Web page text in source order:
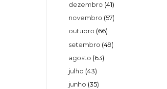
dezembro (41)
novembro (57)
outubro (66)
setembro (49)
agosto (63)
julho (43)
junho (35)